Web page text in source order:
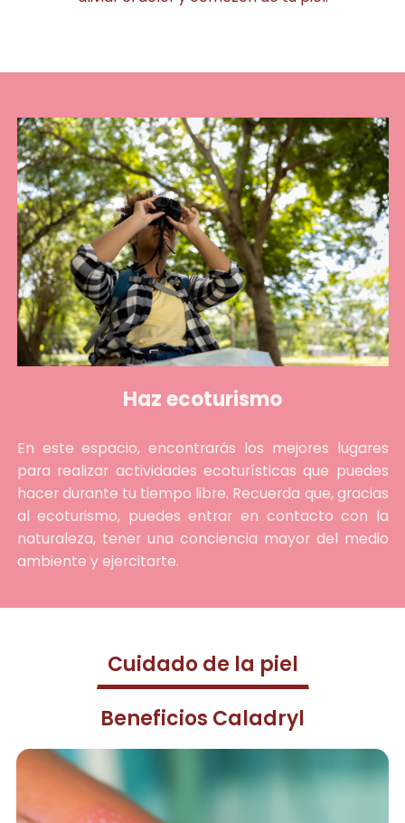
Haz ecoturismo
En este espacio, encontrarás los mejores lugares
para realizar actividades ecoturísticas que puedes
hacer durante tu tiempo libre. Recuerda que, gracias
al ecoturismo, puedes entrar en contacto con la
naturaleza, tener una conciencia mayor del medio
ambiente y ejercitarte.
Cuidado de la piel
Beneficios Caladryl